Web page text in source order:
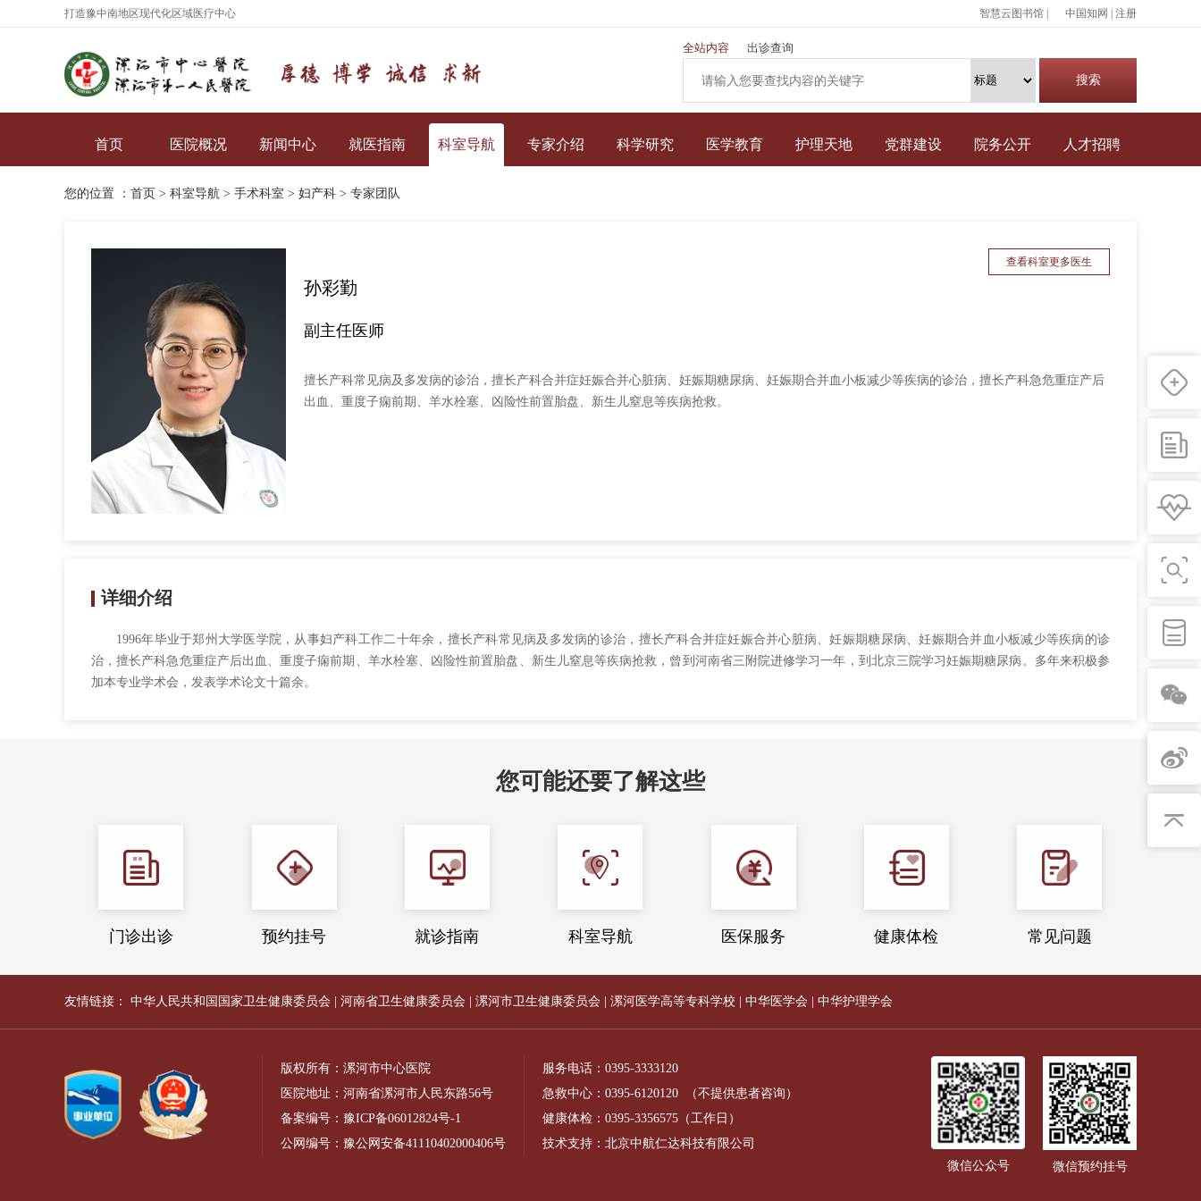
打造豫中南地区现代化区域医疗中心 智慧云图书馆 | 中国知网 注册
全站内容 出诊查询
首页 医院概况 新闻中心 就医指南 科室导航 专家介绍 科学研究 医学教育 护理天地 党群建设 院务公开 人才招聘
您的位置 ： 首页 > 科室导航 > 手术科室 > 妇产科 > 专家团队
查看科室更多医生
孙彩勤
副主任医师
擅长产科常见病及多发病的诊治，擅长产科合并症妊娠合并心脏病、妊娠期糖尿病、妊娠期合并血小板减少等疾病的诊治，擅长产科急危重症产后
出血、重度子痫前期、羊水栓塞、凶险性前置胎盘、新生儿窒息等疾病抢救。
详细介绍
1996年毕业于郑州大学医学院，从事妇产科工作二十年余，擅长产科常见病及多发病的诊治，擅长产科合并症妊娠合并心脏病、妊娠期糖尿病、妊娠期合并血小板减少等疾病的诊
治，擅长产科急危重症产后出血、重度子痫前期、羊水栓塞、凶险性前置胎盘、新生儿窒息等疾病抢救，曾到河南省三附院进修学习一年，到北京三院学习妊娠期糖尿病。多年来积极参
加本专业学术会，发表学术论文十篇余。
您可能还要了解这些
门诊出诊 预约挂号 就诊指南 科室导航 医保服务 健康体检 常见问题
友情链接： 中华人民共和国国家卫生健康委员会 河南省卫生健康委员会 漯河市卫生健康委员会 漯河医学高等专科学校 中华医学会 中华护理学会
版权所有：漯河市中心医院
医院地址：河南省漯河市人民东路56号
备案编号： 豫ICP备06012824号-1
公网编号： 豫公网安备41110402000406号
服务电话： 0395-3333120
急救中心： 0395-6120120
（不提供患者咨询）
健康体检： 0395-3356575（工作日）
技术支持：北京中航仁达科技有限公司
微信公众号
微信预约挂号